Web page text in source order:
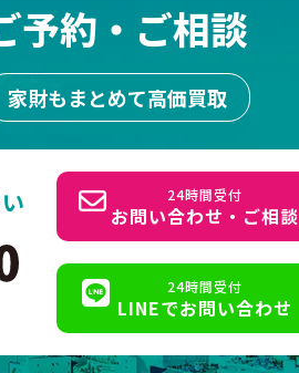
予約・ご相談
家財もまとめて高価買取
24時間受付
お問い合わせ・ご相談
24時間受付
LINEでお問い合わせ